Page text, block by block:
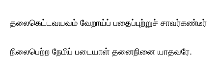
தலைகெட்டவயவம் வேறாய்ப் பதைப்புற்றுச் சாவர்கண்டீர்
நிலைபெற்ற நேமிப் படையாள் தனைநினை யாதவரே.